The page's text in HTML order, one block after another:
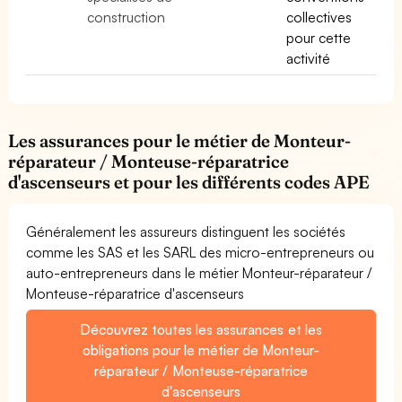
construction
collectives
pour cette
activité
Les assurances pour le métier de Monteur-
réparateur / Monteuse-réparatrice
d'ascenseurs et pour les différents codes APE
Généralement les assureurs distinguent les sociétés
comme les SAS et les SARL des micro-entrepreneurs ou
auto-entrepreneurs dans le métier Monteur-réparateur /
Monteuse-réparatrice d'ascenseurs
Découvrez toutes les assurances et les
obligations pour le métier de Monteur-
réparateur / Monteuse-réparatrice
d'ascenseurs